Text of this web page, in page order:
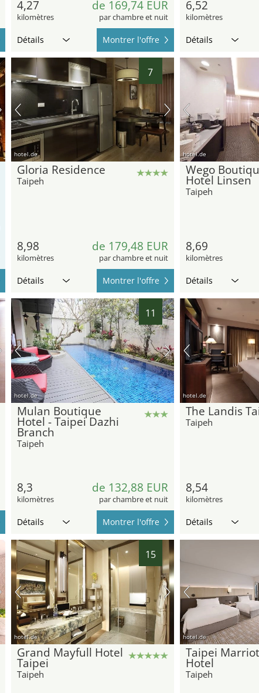
4,27
kilomètres
de 169,74 EUR
par chambre et nuit
Détails Montrer l'offre
6,52
kilomètres
Détails
7
hotel.de
Gloria Residence
Taipeh
8,98
kilomètres
de 179,48 EUR
par chambre et nuit
Détails Montrer l'offre
hotel.de
Wego
Hotel Linsen
Taipeh
8,69
kilomètres
Détails
11
hotel.de
Mulan Boutique
Hotel - Taipei Dazhi
Branch
Taipeh
8,3
kilomètres
de 132,88 EUR
par chambre et nuit
Détails Montrer l'offre
hotel.de
The Landis
Taipeh
8,54
kilomètres
Détails
15
hotel.de
Grand Mayfull Hotel
Taipei
Taipeh
hotel.de
Taipei
Hotel
Taipeh